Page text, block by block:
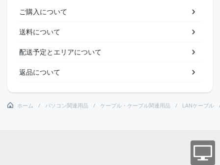
ご購入について
送料について
配送予定とエリアについて
返品について
ホーム パソコン関連用品 ケーブル・ケーブル関連用品 LANケーブル